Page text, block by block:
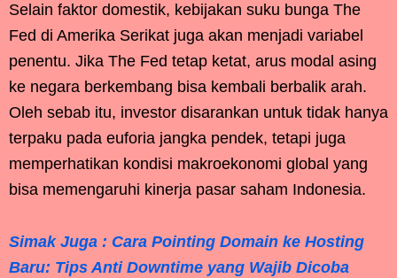
Selain faktor domestik, kebijakan suku bunga The
Fed di Amerika Serikat juga akan menjadi variabel
penentu. Jika The Fed tetap ketat, arus modal asing
ke negara berkembang bisa kembali berbalik arah.
Oleh sebab itu, investor disarankan untuk tidak hanya
terpaku pada euforia jangka pendek, tetapi juga
memperhatikan kondisi makroekonomi global yang
bisa memengaruhi kinerja pasar saham Indonesia.
Simak Juga : Cara Pointing Domain ke Hosting
Baru: Tips Anti Downtime yang Wajib Dicoba